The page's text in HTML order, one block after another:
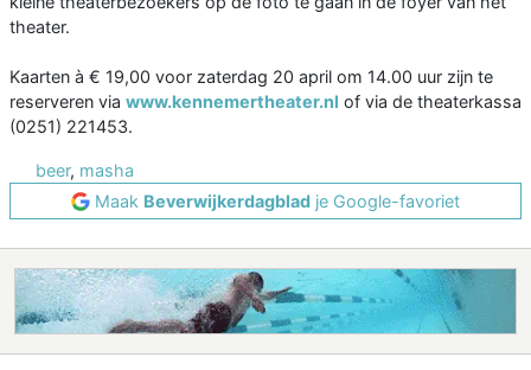
theater.
Kaarten à € 19,00 voor zaterdag 20 april om 14.00 uur zijn te
reserveren via www.kennemertheater.nl of via de theaterkassa
(0251) 221453.
beer, masha
Maak Beverwijkerdagblad je Google-favoriet